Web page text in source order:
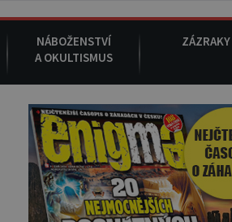
NÁBOŽENSTVÍ
A OKULTISMUS
ZÁZRAKY